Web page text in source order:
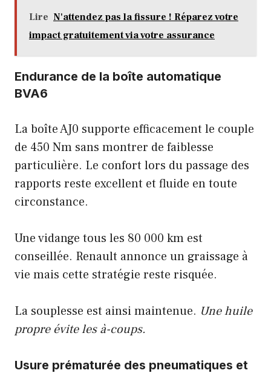
Lire N'attendez pas la fissure ! Réparez votre
impact gratuitement via votre assurance
Endurance de la boîte automatique
BVA6
La boîte AJ0 supporte efficacement le couple
de 450 Nm sans montrer de faiblesse
particulière. Le confort lors du passage des
rapports reste excellent et fluide en toute
circonstance.
Une vidange tous les 80 000 km est
conseillée. Renault annonce un graissage à
vie mais cette stratégie reste risquée.
La souplesse est ainsi maintenue. Une huile
propre évite les à-coups.
Usure prématurée des pneumatiques et